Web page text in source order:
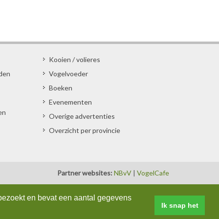
en bevat een aantal gegevens
Ik snap het
Kooien / volieres
Vogelvoeder
Boeken
Evenementen
Overige advertenties
Overzicht per provincie
Partner websites: NBvV| VogelCafe